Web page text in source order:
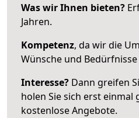
Was wir Ihnen bieten?
Jahren.
Kompetenz, da wir die
Wünsche und Bedürfnisse
Interesse? Dann greifen
holen Sie sich erst einmal
kostenlose Angebote.